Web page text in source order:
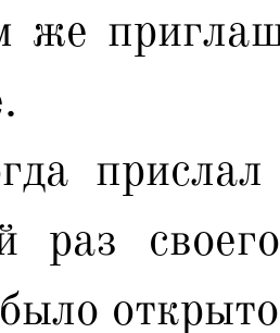
же
раз